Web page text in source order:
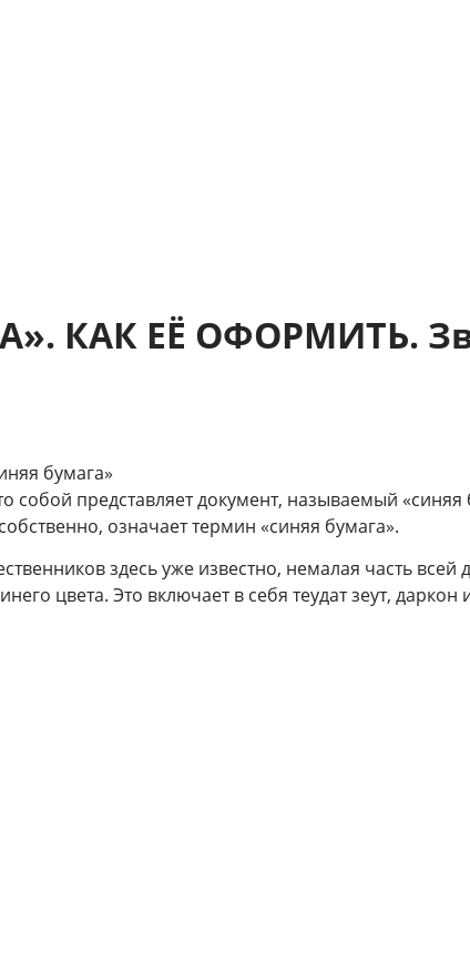
КАК ЕЁ ОФОРМИТЬ.
бумага»
собой представляет документ, называемый «синяя
означает термин «синяя бумага».
здесь уже известно, немалая часть всей
цвета. Это включает в себя теудат зеут, даркон